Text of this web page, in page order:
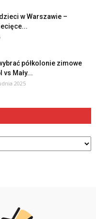
w Warszawie –
półkolonie zimowe
vs Mały...
2025